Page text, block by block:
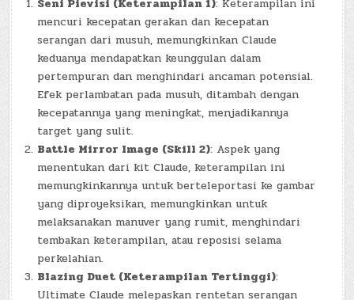
Seni Pievisi (Keterampilan 1): Keterampilan ini
mencuri kecepatan gerakan dan kecepatan
serangan dari musuh, memungkinkan Claude
keduanya mendapatkan keunggulan dalam
pertempuran dan menghindari ancaman potensial.
Efek perlambatan pada musuh, ditambah dengan
kecepatannya yang meningkat, menjadikannya
target yang sulit.
Battle Mirror Image (Skill 2): Aspek yang
menentukan dari kit Claude, keterampilan ini
memungkinkannya untuk berteleportasi ke gambar
yang diproyeksikan, memungkinkan untuk
melaksanakan manuver yang rumit, menghindari
tembakan keterampilan, atau reposisi selama
perkelahian.
Blazing Duet (Keterampilan Tertinggi):
Ultimate Claude melepaskan rentetan serangan